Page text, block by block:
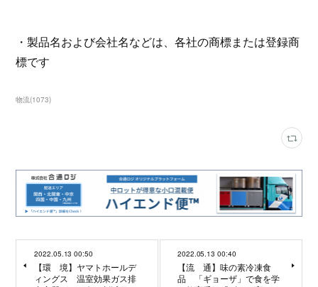
・製品名および会社名などは、各社の商標または登録商
標です
物流(1073)
2022.05.13 00:50
【環 境】ヤマトホールデ
ィングス 温室効果ガス排
2022.05.13 00:40
【流 通】味の素冷凍食
品 「ギョーザ」で食を学